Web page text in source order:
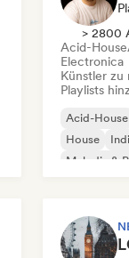
> 2800
Acid-House
Electronica
Künstler zu
Playlists
Acid-House
House
Melodic &